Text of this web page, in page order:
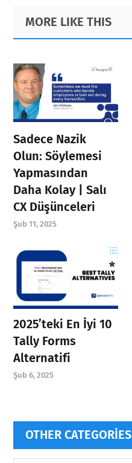
Primary
Sidebar
Footer
MORE LIKE THIS
Sadece Nazik
Olun: Söylemesi
Yapmasından
Daha Kolay | Salı
CX Düşünceleri
Şub 11, 2025
2025’teki En İyi 10
Tally Forms
Alternatifi
Şub 6, 2025
OTHER CATEGORIES